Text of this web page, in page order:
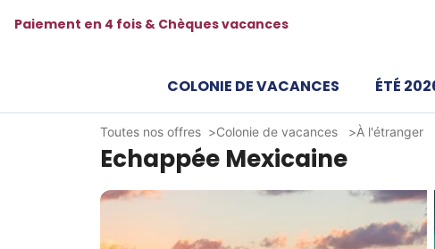
Paiement en 4 fois & Chèques vacances
COLONIE DE VACANCES ÉTÉ
Toutes nos offres Colonie de vacances À l'étranger
Echappée Mexicaine